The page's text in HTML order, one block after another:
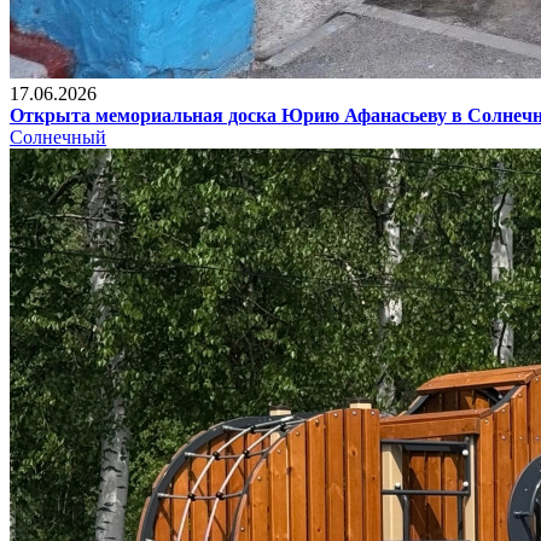
17.06.2026
Открыта мемориальная доска Юрию Афанасьеву в
Солнечный